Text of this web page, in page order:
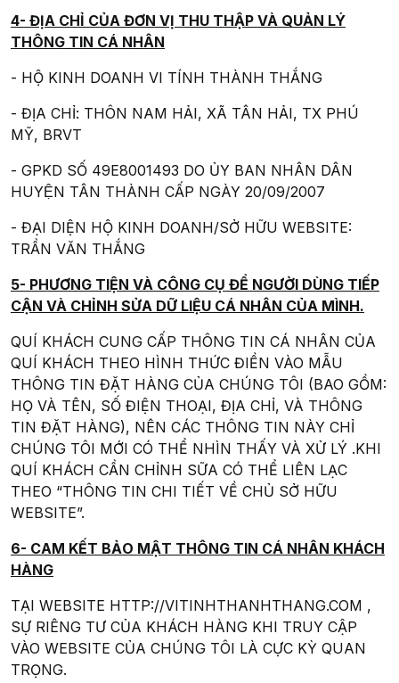
4- ĐỊA CHỈ CỦA ĐƠN VỊ THU THẬP VÀ QUẢN LÝ
THÔNG TIN CÁ NHÂN
- HỘ KINH DOANH VI TÍNH THÀNH THẮNG
- ĐỊA CHỈ: THÔN NAM HẢI, XÃ TÂN HẢI, TX PHÚ
MỸ, BRVT
- GPKD SỐ 49E8001493 DO ỦY BAN NHÂN DÂN
HUYỆN TÂN THÀNH CẤP NGÀY 20/09/2007
- ĐẠI DIỆN HỘ KINH DOANH/SỞ HỮU WEBSITE:
TRẦN VĂN THẮNG
5- PHƯƠNG TIỆN VÀ CÔNG CỤ ĐỂ NGƯỜI DÙNG TIẾP
CẬN VÀ CHỈNH SỬA DỮ LIỆU CÁ NHÂN CỦA MÌNH.
QUÍ KHÁCH CUNG CẤP THÔNG TIN CÁ NHÂN CỦA
QUÍ KHÁCH THEO HÌNH THỨC ĐIỀN VÀO MẪU
THÔNG TIN ĐẶT HÀNG CỦA CHÚNG TÔI (BAO GỒM:
HỌ VÀ TÊN, SỐ ĐIỆN THOẠI, ĐỊA CHỈ, VÀ THÔNG
TIN ĐẶT HÀNG), NÊN CÁC THÔNG TIN NÀY CHỈ
CHÚNG TÔI MỚI CÓ THỂ NHÌN THẤY VÀ XỬ LÝ .KHI
QUÍ KHÁCH CẦN CHỈNH SỮA CÓ THỂ LIÊN LẠC
THEO “THÔNG TIN CHI TIẾT VỀ CHỦ SỞ HỮU
WEBSITE”.
6- CAM KẾT BẢO MẬT THÔNG TIN CÁ NHÂN KHÁCH
HÀNG
TẠI WEBSITE HTTP://VITINHTHANHTHANG.COM ,
SỰ RIÊNG TƯ CỦA KHÁCH HÀNG KHI TRUY CẬP
VÀO WEBSITE CỦA CHÚNG TÔI LÀ CỰC KỲ QUAN
TRỌNG.